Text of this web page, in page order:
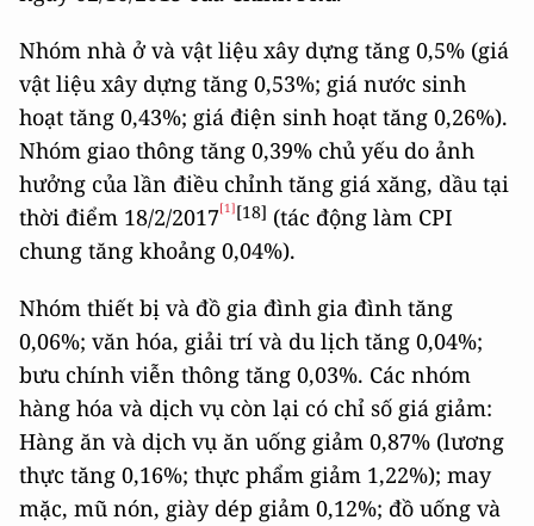
Nhóm nhà ở và vật liệu xây dựng tăng 0,5% (giá
vật liệu xây dựng tăng 0,53%; giá nước sinh
hoạt tăng 0,43%; giá điện sinh hoạt tăng 0,26%).
Nhóm giao thông tăng 0,39% chủ yếu do ảnh
hưởng của lần điều chỉnh tăng giá xăng, dầu tại
thời điểm 18/2/2017[1][18] (tác động làm CPI
chung tăng khoảng 0,04%).
Nhóm thiết bị và đồ gia đình gia đình tăng
0,06%; văn hóa, giải trí và du lịch tăng 0,04%;
bưu chính viễn thông tăng 0,03%. Các nhóm
hàng hóa và dịch vụ còn lại có chỉ số giá giảm:
Hàng ăn và dịch vụ ăn uống giảm 0,87% (lương
thực tăng 0,16%; thực phẩm giảm 1,22%); may
mặc, mũ nón, giày dép giảm 0,12%; đồ uống và